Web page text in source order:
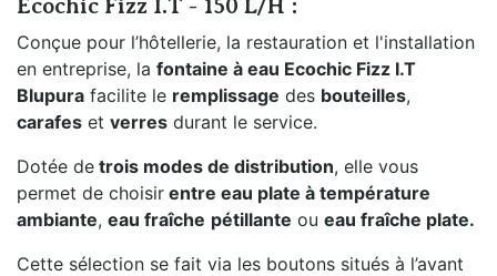
Ecochic Fizz I.T - 150 L/H :
Conçue pour l’hôtellerie, la restauration et l'installation
en entreprise, la fontaine à eau Ecochic Fizz I.T
Blupura facilite le remplissage des bouteilles,
carafes et verres durant le service.
Dotée de trois modes de distribution, elle vous
permet de choisir entre eau plate à température
ambiante, eau fraîche pétillante ou eau fraîche plate.
Cette sélection se fait via les boutons situés à l’avant